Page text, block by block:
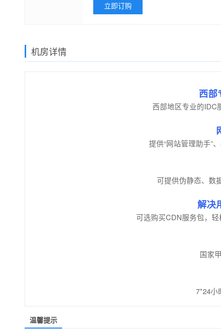
立即订购
机房详情
西部
西部地区专业的IDC
提供“网站管理助手”
可提供伪静态、数
解决
可选购买CDN服务包，
国家
7*24小
温馨提示